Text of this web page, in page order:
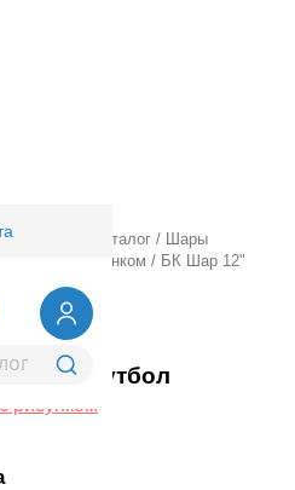
/ Оптовый каталог /
Шары
Шар с рисунком / БК Шар 12"
2цв. Футбол
рисунком